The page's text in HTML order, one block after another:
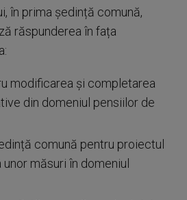
în prima ședință comună,
răspunderea în fața
modificarea și completarea
din domeniul pensiilor de
comună pentru proiectul
măsuri în domeniul